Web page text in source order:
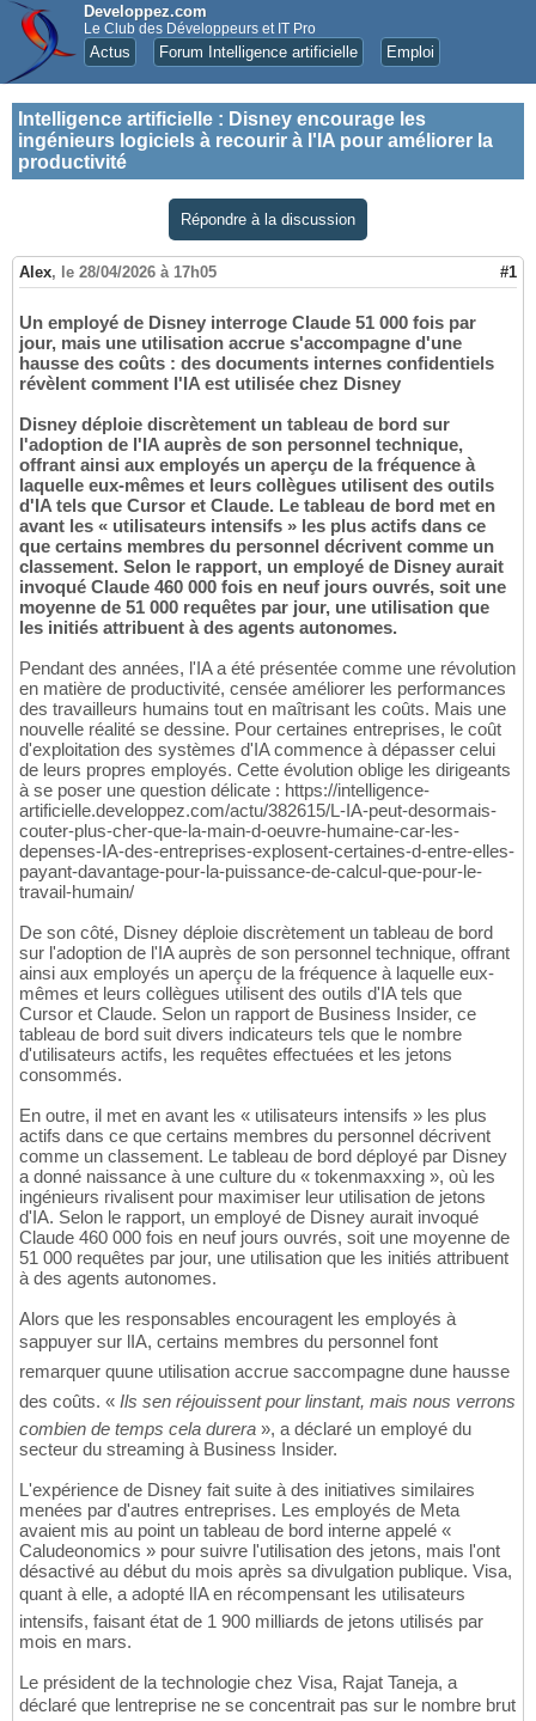
Developpez.com
Le Club des Développeurs et IT Pro
Actus Forum Intelligence artificielle Emploi
Intelligence artificielle : Disney encourage les
ingénieurs logiciels à recourir à l'IA pour améliorer la
productivité
Répondre à la discussion
Alex, le 28/04/2026 à 17h05 #1
Un employé de Disney interroge Claude 51 000 fois par
jour, mais une utilisation accrue s'accompagne d'une
hausse des coûts : des documents internes confidentiels
révèlent comment l'IA est utilisée chez Disney
Disney déploie discrètement un tableau de bord sur
l'adoption de l'IA auprès de son personnel technique,
offrant ainsi aux employés un aperçu de la fréquence à
laquelle eux-mêmes et leurs collègues utilisent des outils
d'IA tels que Cursor et Claude. Le tableau de bord met en
avant les « utilisateurs intensifs » les plus actifs dans ce
que certains membres du personnel décrivent comme un
classement. Selon le rapport, un employé de Disney aurait
invoqué Claude 460 000 fois en neuf jours ouvrés, soit une
moyenne de 51 000 requêtes par jour, une utilisation que
les initiés attribuent à des agents autonomes.
Pendant des années, l'IA a été présentée comme une révolution
en matière de productivité, censée améliorer les performances
des travailleurs humains tout en maîtrisant les coûts. Mais une
nouvelle réalité se dessine. Pour certaines entreprises, le coût
d'exploitation des systèmes d'IA commence à dépasser celui
de leurs propres employés. Cette évolution oblige les dirigeants
à se poser une question délicate : https://intelligence-
artificielle.developpez.com/actu/382615/L-IA-peut-desormais-
couter-plus-cher-que-la-main-d-oeuvre-humaine-car-les-
depenses-IA-des-entreprises-explosent-certaines-d-entre-elles-
payant-davantage-pour-la-puissance-de-calcul-que-pour-le-
travail-humain/
De son côté, Disney déploie discrètement un tableau de bord
sur l'adoption de l'IA auprès de son personnel technique, offrant
ainsi aux employés un aperçu de la fréquence à laquelle eux-
mêmes et leurs collègues utilisent des outils d'IA tels que
Cursor et Claude. Selon un rapport de Business Insider, ce
tableau de bord suit divers indicateurs tels que le nombre
d'utilisateurs actifs, les requêtes effectuées et les jetons
consommés.
En outre, il met en avant les « utilisateurs intensifs » les plus
actifs dans ce que certains membres du personnel décrivent
comme un classement. Le tableau de bord déployé par Disney
a donné naissance à une culture du « tokenmaxxing », où les
ingénieurs rivalisent pour maximiser leur utilisation de jetons
d'IA. Selon le rapport, un employé de Disney aurait invoqué
Claude 460 000 fois en neuf jours ouvrés, soit une moyenne de
51 000 requêtes par jour, une utilisation que les initiés attribuent
à des agents autonomes.
Alors que les responsables encouragent les employés à
sappuyer sur lIA, certains membres du personnel font
remarquer quune utilisation accrue saccompagne dune hausse
des coûts. « Ils sen réjouissent pour linstant, mais nous verrons
combien de temps cela durera », a déclaré un employé du
secteur du streaming à Business Insider.
L'expérience de Disney fait suite à des initiatives similaires
menées par d'autres entreprises. Les employés de Meta
avaient mis au point un tableau de bord interne appelé «
Caludeonomics » pour suivre l'utilisation des jetons, mais l'ont
désactivé au début du mois après sa divulgation publique. Visa,
quant à elle, a adopté lIA en récompensant les utilisateurs
intensifs, faisant état de 1 900 milliards de jetons utilisés par
mois en mars.
Le président de la technologie chez Visa, Rajat Taneja, a
déclaré que lentreprise ne se concentrait pas sur le nombre brut